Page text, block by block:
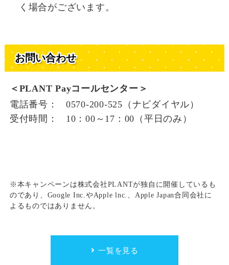
く場合がございます。
お問い合わせ
＜PLANT Payコールセンター＞
電話番号：
0570-200-525 （ナビダイヤル）
受付時間：
10：00～17：00 （平日のみ）
※本キャンペーンは株式会社PLANTが独自に開催しているも
のであり、Google Inc.やApple lnc.、Apple Japan合同会社に
よるものではありません。
一覧を見る